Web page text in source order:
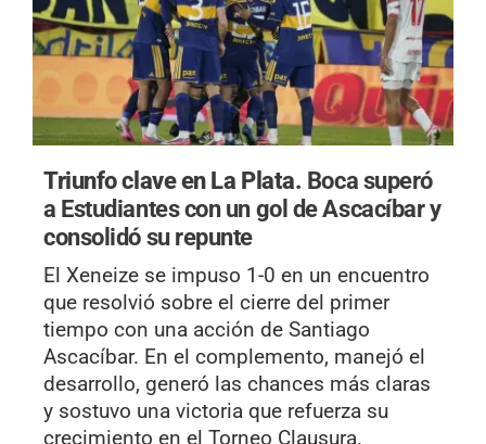
Triunfo clave en La Plata. Boca superó
a Estudiantes con un gol de Ascacíbar y
consolidó su repunte
El Xeneize se impuso 1-0 en un encuentro
que resolvió sobre el cierre del primer
tiempo con una acción de Santiago
Ascacíbar. En el complemento, manejó el
desarrollo, generó las chances más claras
y sostuvo una victoria que refuerza su
crecimiento en el Torneo Clausura.